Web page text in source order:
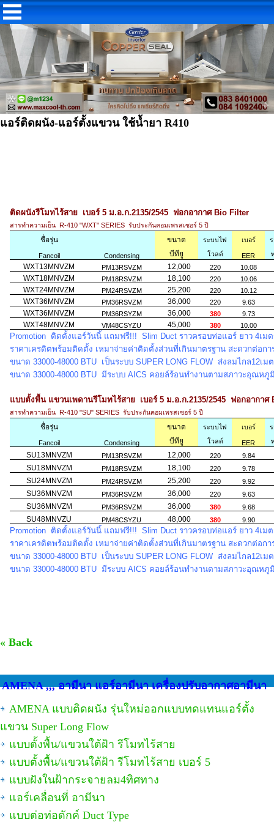
แอร์ติดผนัง-แอร์ตั้งแขวน ใช้น้ำยา R410
ติดผนังรีโมทไร้สาย เบอร์ 5 ม.อ.ก.2135/2545 ฟอกอากาศ Bio Filter
สารทำความเย็น R-410 "WXT" SERIES รับประกันคอมเพรสเซอร์ 5 ปี
ชื่อรุ่น ขนาด ระบบไฟ เบอร์
Fancoil Condensing บีทียู โวลต์ EER
WXT13MNVZM PM13RSVZM 12,000 220 10.08
WXT18MNVZM PM18RSVZM 18,100 220 10.06
WXT24MNVZM PM24RSVZM 25,200 220 10.12
WXT36MNVZM PM36RSVZM 36,000 220 9.63
WXT36MNVZM PM36RSYZM 36,000 380 9.73
WXT48MNVZM VM48CSYZU 45,000 380 10.00
Promotion ติดตั้งแอร์วันนี้ แถมฟรี!!! Slim Duct ราวครอบท่อแอร์ ยาว 4เ
ราคาเครดิตพร้อมติดตั้ง เหมาจ่ายค่าติดตั้งส่วนที่เกินมาตรฐาน สะดวกต่อก
ขนาด 33000-48000 BTU เป็นระบบ SUPER LONG FLOW ส่งลมไกล12เม
ขนาด 33000-48000 BTU มีระบบ AICS คอยล์ร้อนทำงานตามสภาวะอุณหภู
แบบตั้งพื้น แขวนเพดานรีโมทไร้สาย เบอร์ 5 ม.อ.ก.2135/2545 ฟอกอากาศ
สารทำความเย็น R-410 "SU" SERIES รับประกันคอมเพรสเซอร์ 5 ปี
ชื่อรุ่น ขนาด ระบบไฟ เบอร์
Fancoil Condensing บีทียู โวลต์ EER
SU13MNVZM PM13RSVZM 12,000 220 9.84
SU18MNVZM PM18RSVZM 18,100 220 9.78
SU24MNVZM PM24RSVZM 25,200 220 9.92
SU36MNVZM PM36RSVZM 36,000 220 9.63
SU36MNVZM PM36RSVZM 36,000 380 9.68
SU48MNVZU PM48CSYZU 48,000 380 9.90
Promotion ติดตั้งแอร์วันนี้ แถมฟรี!!! Slim Duct ราวครอบท่อแอร์ ยาว 4เ
ราคาเครดิตพร้อมติดตั้ง เหมาจ่ายค่าติดตั้งส่วนที่เกินมาตรฐาน สะดวกต่อก
ขนาด 33000-48000 BTU เป็นระบบ SUPER LONG FLOW ส่งลมไกล12เม
ขนาด 33000-48000 BTU มีระบบ AICS คอยล์ร้อนทำงานตามสภาวะอุณหภู
« Back
AMENA ,,, อามีนา แอร์อามีนา เครื่องปรับอากาศอามีนา
AMENA แบบติดผนัง รุ่นใหม่ออกแบบทดแทนแอร์ตั้ง
แขวน Super Long Flow
แบบตั้งพื้น/แขวนใต้ฝ้า รีโมทไร้สาย
แบบตั้งพื้น/แขวนใต้ฝ้า รีโมทไร้สาย เบอร์ 5
แบบฝังในฝ้ากระจายลม4ทิศทาง
แอร์เคลื่อนที่ อามีนา
แบบต่อท่อดักค์ Duct Type